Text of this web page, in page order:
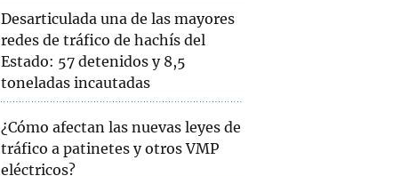
Desarticulada una de las mayores
redes de tráfico de hachís del
Estado: 57 detenidos y 8,5
toneladas incautadas
¿Cómo afectan las nuevas leyes de
tráfico a patinetes y otros VMP
eléctricos?